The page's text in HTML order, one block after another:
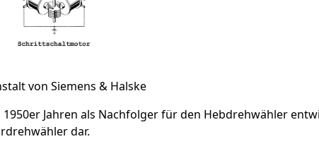
von Siemens & Halske
Jahren als Nachfolger für den Hebdrehwähler
dar.